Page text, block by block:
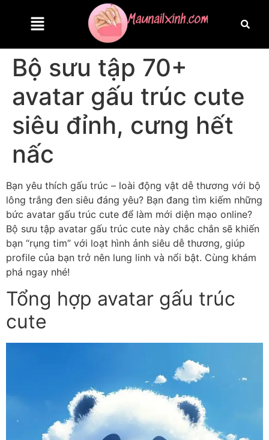
Bộ sưu tập 70+
avatar gấu trúc cute
siêu đỉnh, cưng hết
nấc
Bạn yêu thích gấu trúc – loài động vật dễ thương với bộ
lông trắng đen siêu đáng yêu? Bạn đang tìm kiếm những
bức avatar gấu trúc cute để làm mới diện mạo online?
Bộ sưu tập avatar gấu trúc cute này chắc chắn sẽ khiến
bạn “rụng tim” với loạt hình ảnh siêu dễ thương, giúp
profile của bạn trở nên lung linh và nổi bật. Cùng khám
phá ngay nhé!
Tổng hợp avatar gấu trúc
cute